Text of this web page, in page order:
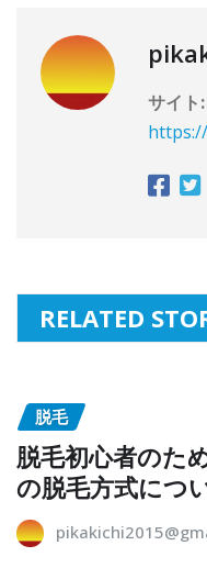
サイト:
RELATED
脱毛
脱毛初心者のた
の脱毛方式につ